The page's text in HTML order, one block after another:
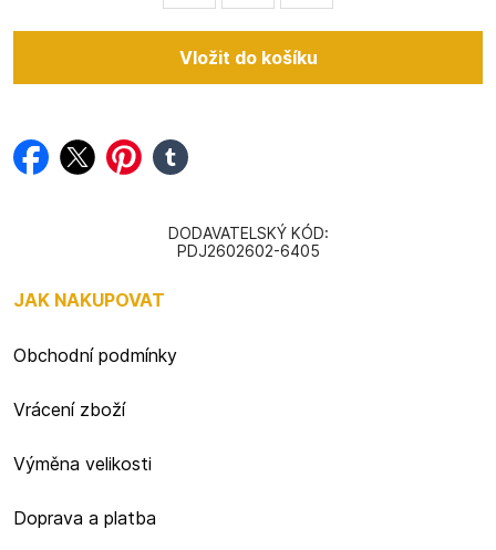
facebook
twitterpinterest
tumblr
DODAVATELSKÝ KÓD:
PDJ2602602-6405
JAK NAKUPOVAT
Obchodní podmínky
Vrácení zboží
Výměna velikosti
Doprava a platba